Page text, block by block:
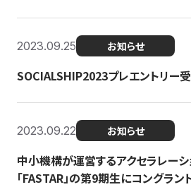
2023.09.25 お知らせ
SOCIALSHIP2023プレエントリー
2023.09.22 お知らせ
中小機構が運営するアクセラレーシ
「FASTAR」の第9期生にコングラ